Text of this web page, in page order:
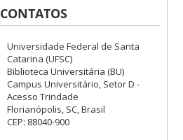
CONTATOS
Universidade Federal de Santa
Catarina (UFSC)
Biblioteca Universitária (BU)
Campus Universitário, Setor D -
Acesso Trindade
Florianópolis, SC, Brasil
CEP: 88040-900